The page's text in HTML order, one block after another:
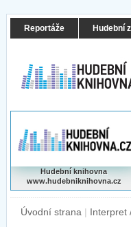
Reportáže Hudební
Hudební knihovna
www.hudebniknihovna.cz
Úvodní strana | Interpret